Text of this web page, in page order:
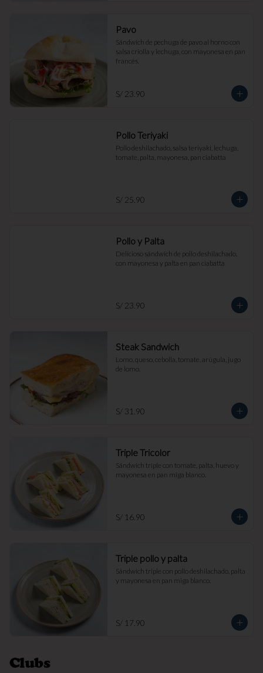
Pavo
Sándwich de pechuga de pavo al horno con
salsa criolla y lechuga, con mayonesa en pan
francés.
S/ 23.90
Pollo Teriyaki
Pollo deshilachado, salsa teriyaki, lechuga,
tomate, palta, mayonesa, pan ciabatta
S/ 25.90
Pollo y Palta
Delicioso sándwich de pollo deshilachado,
con mayonesa y palta en pan ciabatta
S/ 23.90
Steak Sandwich
Lomo, queso, cebolla, tomate, arúgula, jugo
de lomo.
S/ 31.90
Triple Tricolor
Sándwich triple con tomate, palta, huevo y
mayonesa en pan miga blanco.
S/ 16.90
Triple pollo y palta
Sándwich triple con pollo deshilachado, palta
y mayonesa en pan miga blanco.
S/ 17.90
Clubs